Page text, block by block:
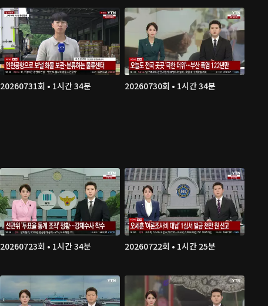
20260731회 • 1시간 34분 20260730회 • 1시간 34분
20260723회 • 1시간 34분 20260722회 • 1시간 25분